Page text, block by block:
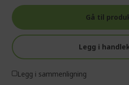
Gå til
Legg i
Legg i sammenligning